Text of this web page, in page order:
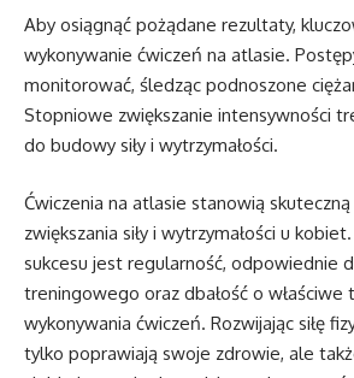
Aby osiągnąć pożądane rezultaty,
wykonywanie ćwiczeń na atlasie.
monitorować, śledząc podnoszone
Stopniowe zwiększanie intensywności
do budowy siły i wytrzymałości.
Ćwiczenia na atlasie stanowią
zwiększania siły i wytrzymałości u
sukcesu jest regularność, odpowiednie
treningowego oraz dbałość o właściwe
wykonywania ćwiczeń. Rozwijając siłę
tylko poprawiają swoje zdrowie, ale